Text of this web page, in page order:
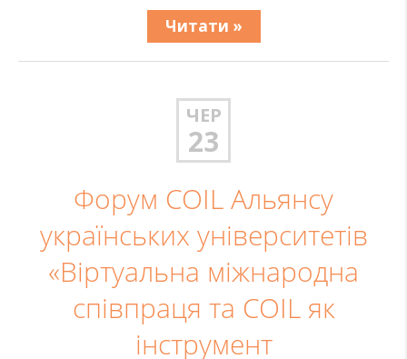
Читати »
ЧЕР
23
Форум COIL Альянсу
українських університетів
«Віртуальна міжнародна
співпраця та COIL як
інструмент